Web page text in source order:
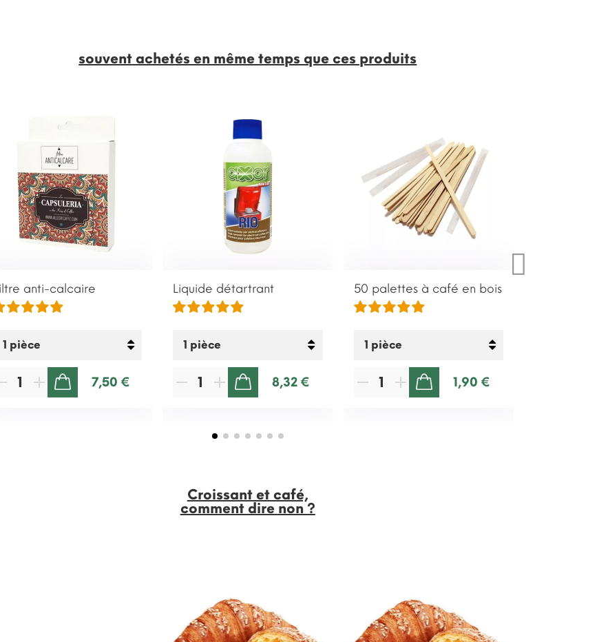
souvent achetés en même temps que ces produits
anti-calcaire
7,50 €
Liquide détartrant
8,32 €
50 palettes à café en bois
1,90 €
Croissant et café,
comment dire non ?